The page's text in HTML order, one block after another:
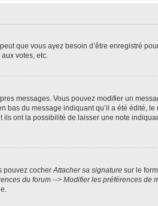
que vous ayez besoin d’être enregistré
votes, etc.
messages. Vous pouvez modifier un
du message indiquant qu’il a été édité,
ont la possibilité de laisser une note
pouvez cocherAttacher sa signature sur le
du forum --> Modifier les préférences de